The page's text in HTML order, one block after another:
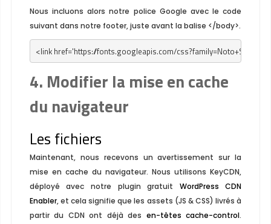
Nous incluons alors notre police Google avec le code
suivant dans notre footer, juste avant la balise </body>.
<link href='https://fonts.googleapis.com/
4. Modifier la mise en cache
du navigateur
Les fichiers
Maintenant, nous recevons un avertissement sur la
mise en cache du navigateur. Nous utilisons KeyCDN,
déployé avec notre plugin gratuit WordPress CDN
Enabler, et cela signifie que les assets (JS & CSS) livrés à
partir du CDN ont déjà des en-têtes cache-control.